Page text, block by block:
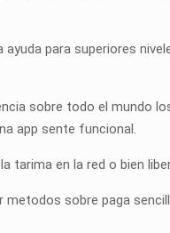
para superiores
sobre todo el mundo
app sente funcional.
tarima en la red o bien
sobre paga